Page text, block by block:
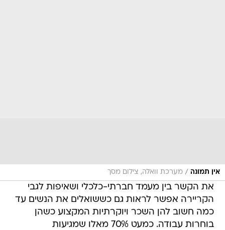
אין תמונה / מערכת וואלה, צילום מסך
את הקשר בין מעמד חברתי-כלכלי ושאיפות לגבי
הקריירה אפשר לראות גם כששואלים את הנשים עד
כמה חשוב להן השכר ויוקרתיות המקצוע כשהן
בוחרות עבודה. כמעט 70% מאלו שמגיעות